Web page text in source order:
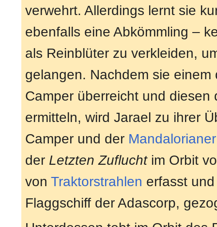
verwehrt. Allerdings lernt sie
ebenfalls eine Abkömmling –
als Reinblüter zu verkleiden,
gelangen. Nachdem sie
Camper überreicht und
ermitteln, wird Jarael zu ihrer
Camper und der Mandalorianer
der Letzten Zufluchtim Orbit
von Traktorstrahlen erfasst
Flaggschiff der Adascorp,